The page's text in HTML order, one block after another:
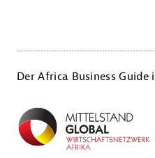
Der Africa Business Guide